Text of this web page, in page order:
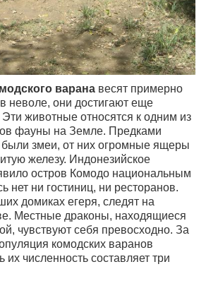
варана весят примерно
неволе, они достигают еще
животные относятся к одним из
фауны на Земле. Предками
были змеи, от них огромные ящеры
железу. Индонезийское
остров Комодо национальным
нет ни гостиниц, ни ресторанов.
домиках егеря, следят на
Местные драконы, находящиеся
чувствуют себя превосходно. За
комодских варанов
их численность составляет три